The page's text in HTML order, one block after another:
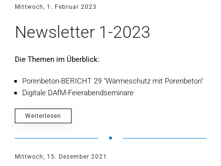
Mittwoch, 1. Februar 2023
Newsletter 1-2023
Die Themen im Überblick:
Porenbeton-BERICHT 29 "Wärmeschutz mit Porenbeton"
Digitale DAfM-Feierabendseminare
Weiterlesen
Mittwoch, 15. Dezember 2021